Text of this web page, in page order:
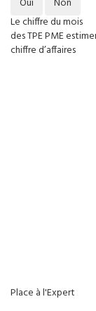
Le chiffre du mois
des TPE PME
chiffre d’affaires
Place à l'Expert